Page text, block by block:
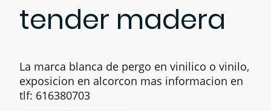
tender madera
La marca blanca de pergo en vinilico o vinilo,
exposicion en alcorcon mas informacion en
tlf: 616380703